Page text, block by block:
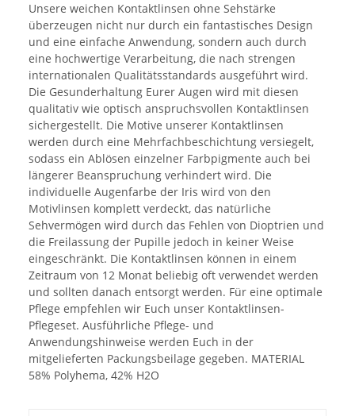
Unsere weichen Kontaktlinsen ohne Sehstärke
überzeugen nicht nur durch ein fantastisches Design
und eine einfache Anwendung, sondern auch durch
eine hochwertige Verarbeitung, die nach strengen
internationalen Qualitätsstandards ausgeführt wird.
Die Gesunderhaltung Eurer Augen wird mit diesen
qualitativ wie optisch anspruchsvollen Kontaktlinsen
sichergestellt. Die Motive unserer Kontaktlinsen
werden durch eine Mehrfachbeschichtung versiegelt,
sodass ein Ablösen einzelner Farbpigmente auch bei
längerer Beanspruchung verhindert wird. Die
individuelle Augenfarbe der Iris wird von den
Motivlinsen komplett verdeckt, das natürliche
Sehvermögen wird durch das Fehlen von Dioptrien und
die Freilassung der Pupille jedoch in keiner Weise
eingeschränkt. Die Kontaktlinsen können in einem
Zeitraum von 12 Monat beliebig oft verwendet werden
und sollten danach entsorgt werden. Für eine optimale
Pflege empfehlen wir Euch unser Kontaktlinsen-
Pflegeset. Ausführliche Pflege- und
Anwendungshinweise werden Euch in der
mitgelieferten Packungsbeilage gegeben. MATERIAL
58% Polyhema, 42% H2O